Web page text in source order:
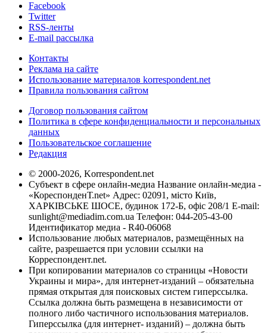
Facebook
Twitter
RSS-ленты
E-mail рассылка
Контакты
Реклама на сайте
Использование материалов korrespondent.net
Правила пользования сайтом
Договор пользования сайтом
Политика в сфере конфиденциальности и персональных
данных
Пользовательское соглашение
Редакция
© 2000-2026, Korrespondent.net
Субъект в сфере онлайн-медиа Название онлайн-медиа -
«КореспонденТ.net» Адрес: 02091, місто Київ,
ХАРКІВСЬКЕ ШОСЕ, будинок 172-Б, офіс 208/1 E-mail:
sunlight@mediadim.com.ua Телефон: 044-205-43-00
Идентификатор медиа - R40-06068
Использование любых материалов, размещённых на
сайте, разрешается при условии ссылки на
Корреспондент.net.
При копировании материалов со страницы «Новости
Украины и мира», для интернет-изданий – обязательна
прямая открытая для поисковых систем гиперссылка.
Ссылка должна быть размещена в независимости от
полного либо частичного использования материалов.
Гиперссылка (для интернет- изданий) – должна быть